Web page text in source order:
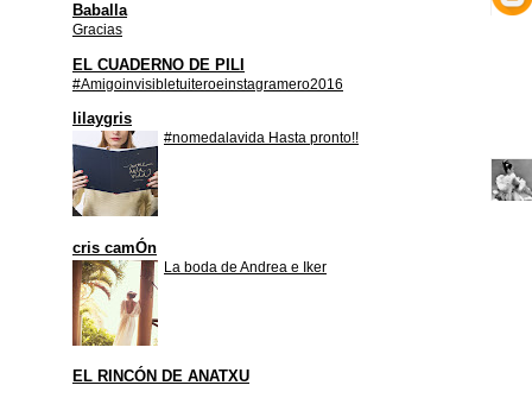
Baballa
Gracias
EL CUADERNO DE PILI
#Amigoinvisibletuiteroeinstagramero2016
lilaygris
#nomedalavida Hasta pronto!!
cris camÓn
La boda de Andrea e Iker
EL RINCÓN DE ANATXU